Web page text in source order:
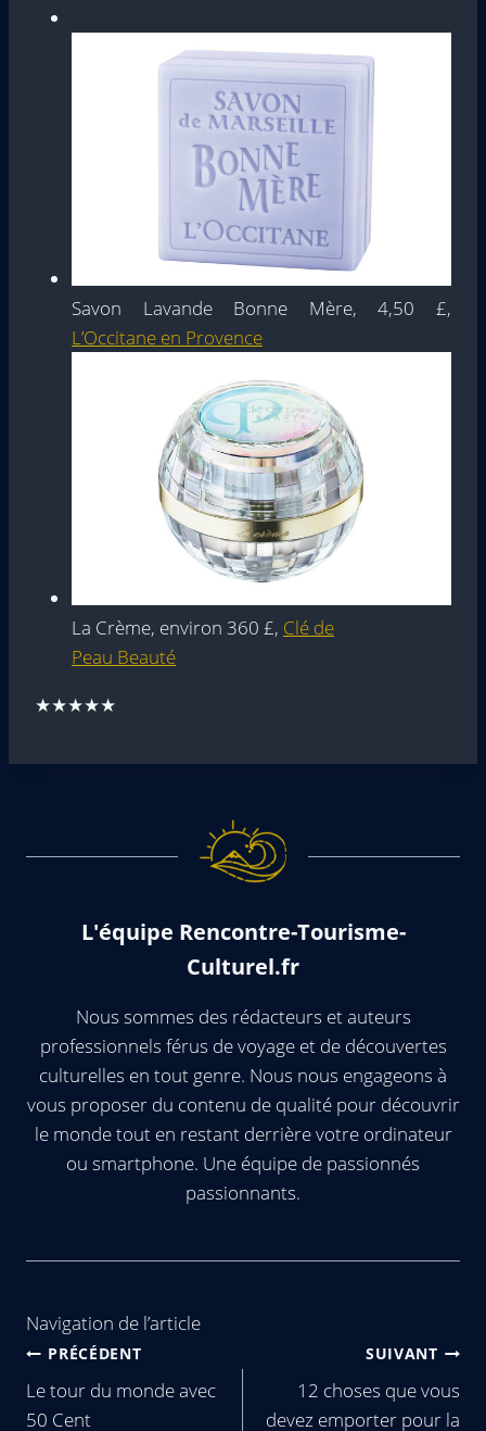
Savon Lavande Bonne Mère, 4,50 £,
L’Occitane en Provence
La Crème, environ 360 £, Clé de
Peau Beauté
★★★★★
L'équipe Rencontre-Tourisme-
Culturel.fr
Nous sommes des rédacteurs et auteurs
professionnels férus de voyage et de découvertes
culturelles en tout genre. Nous nous engageons à
vous proposer du contenu de qualité pour découvrir
le monde tout en restant derrière votre ordinateur
ou smartphone. Une équipe de passionnés
passionnants.
Navigation de l’article
PRÉCÉDENT
Le tour du monde avec
50 Cent
SUIVANT
12 choses que vous
devez emporter pour la